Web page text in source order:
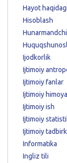
Hayot
Hisoblash
Ijodkorlik
Ijtimoiy
Ijtimoiy fanlar
Ijtimoiy himoya
Ijtimoiy ish
Ijtimoiy
Ijtimoiy
Informatika
Ingliz tili